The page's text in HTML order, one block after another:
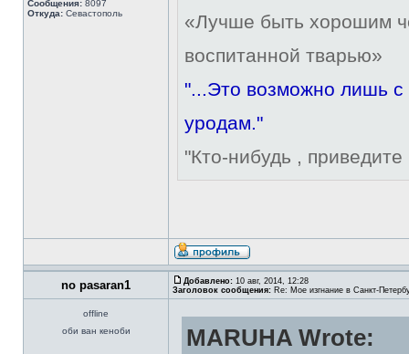
Сообщения: 8097
Откуда: Севастополь
«Лучше быть хорошим
воспитанной тварью»
"...Это возможно лишь
уродам."
"Кто-нибудь , приведите
no pasaran1 Добавлено: 10 авг, 2014, 12:28
Заголовок сообщения: Re: Мое изгнание в Санкт-
offline
оби ван кеноби
MARUHA Wrote: